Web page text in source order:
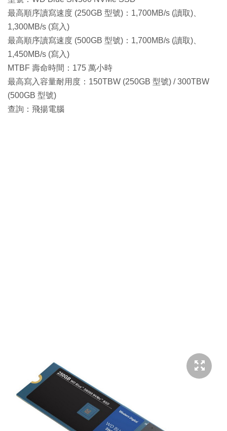
最高順序讀寫速度 (250GB 型號)：1,700MB/s (讀取)、
1,300MB/s (寫入)
最高順序讀寫速度 (500GB 型號)：1,700MB/s (讀取)、
1,450MB/s (寫入)
MTBF 壽命時間：175 萬小時
最高寫入容量耐用度：150TBW (250GB 型號) / 300TBW
(500GB 型號)
查詢：飛揚電腦